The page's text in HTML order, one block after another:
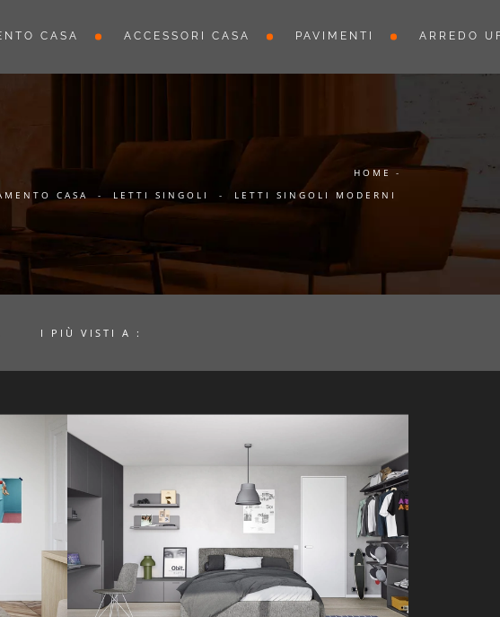
CASA ACCESSORI CASA PAVIMENTI ARREDO
HOME
-
CASA
- LETTI SINGOLI - LETTI SINGOLI MODERNI
I PIÙ VISTI A :